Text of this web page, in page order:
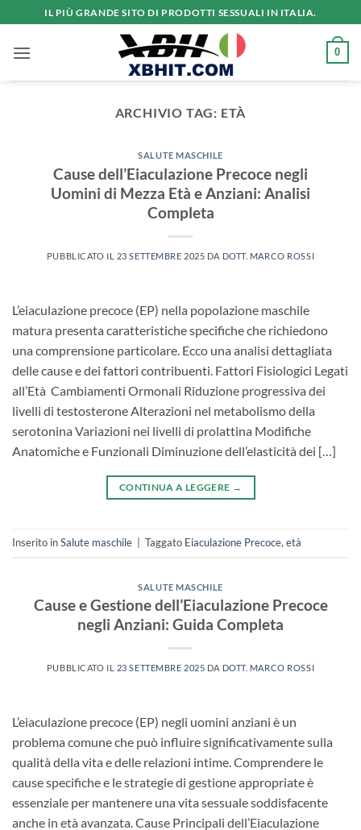
ai
contenuti
IL PIÙ GRANDE SITO DI PRODOTTI SESSUALI IN ITALIA.
0
ARCHIVIO TAG: ETÀ
SALUTE MASCHILE
Cause dell’Eiaculazione Precoce negli
Uomini di Mezza Età e Anziani: Analisi
Completa
PUBBLICATO IL 23 SETTEMBRE 2025 DA DOTT. MARCO ROSSI
L’eiaculazione precoce (EP) nella popolazione maschile
matura presenta caratteristiche specifiche che richiedono
una comprensione particolare. Ecco una analisi dettagliata
delle cause e dei fattori contribuenti. ​Fattori Fisiologici Legati
all’Età ​ ​Cambiamenti Ormonali​ Riduzione progressiva dei
livelli di testosterone Alterazioni nel metabolismo della
serotonina Variazioni nei livelli di prolattina ​Modifiche
Anatomiche e Funzionali​ Diminuzione dell’elasticità dei […]
CONTINUA A LEGGERE →
Inserito inSalute maschile Taggato Eiaculazione Precoce, età
SALUTE MASCHILE
Cause e Gestione dell’Eiaculazione Precoce
negli Anziani: Guida Completa
PUBBLICATO IL 23 SETTEMBRE 2025 DA DOTT. MARCO ROSSI
L’eiaculazione precoce (EP) negli uomini anziani è un
problema comune che può influire significativamente sulla
qualità della vita e delle relazioni intime. Comprendere le
cause specifiche e le strategie di gestione appropriate è
essenziale per mantenere una vita sessuale soddisfacente
anche in età avanzata. ​Cause Principali dell’Eiaculazione